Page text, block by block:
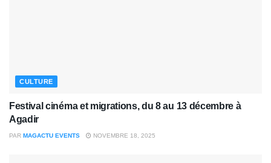
CULTURE
Festival cinéma et migrations, du 8 au 13 décembre à
Agadir
PAR MAGACTU EVENTS NOVEMBRE 18, 2025